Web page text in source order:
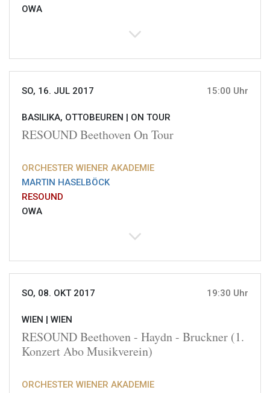
OWA
SO, 16. JUL 2017 15:00 Uhr
BASILIKA, OTTOBEUREN | ON TOUR
RESOUND Beethoven On Tour
ORCHESTER WIENER AKADEMIE
MARTIN HASELBÖCK
RESOUND
OWA
SO, 08. OKT 2017 19:30 Uhr
WIEN | WIEN
RESOUND Beethoven - Haydn - Bruckner (1.
Konzert Abo Musikverein)
ORCHESTER WIENER AKADEMIE